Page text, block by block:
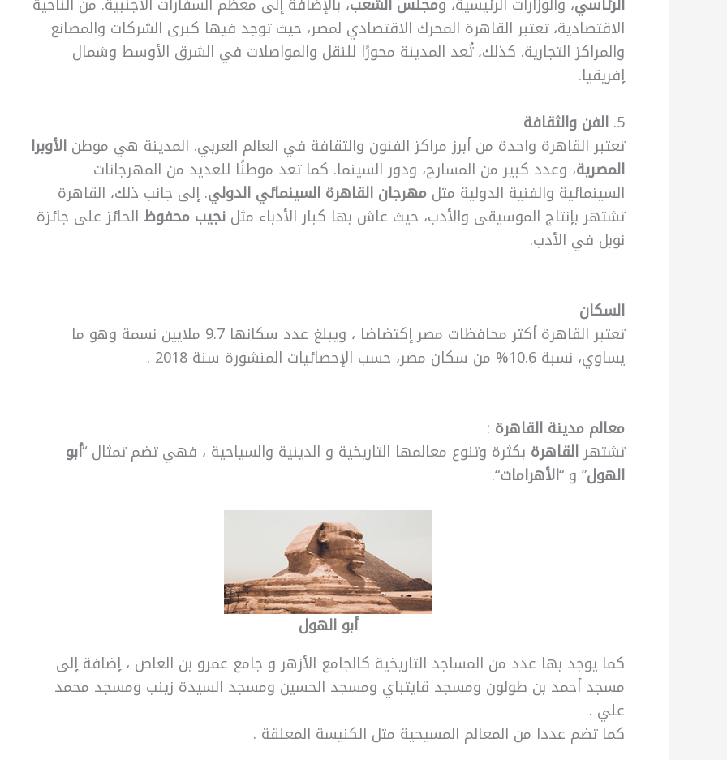
الاقتصادية، تعتبر القاهرة المحرك الاقتصادي لمصر، حيث توجد فيها كبرى الشركات والمصانع
والمراكز التجارية. كذلك، تُعد المدينة محورًا للنقل والمواصلات في الشرق الأوسط وشمال
إفريقيا.
5. الفن والثقافة
تعتبر القاهرة واحدة من أبرز مراكز الفنون والثقافة في العالم العربي. المدينة هي موطن الأوبرا
المصرية، وعدد كبير من المسارح، ودور السينما. كما تعد موطنًا للعديد من المهرجانات
السينمائية والفنية الدولية مثل مهرجان القاهرة السينمائي الدولي. إلى جانب ذلك، القاهرة
تشتهر بإنتاج الموسيقى والأدب، حيث عاش بها كبار الأدباء مثل نجيب محفوظ الحائز على جائزة
نوبل في الأدب.
السكان
تعتبر القاهرة أكثر محافظات مصر إكتضاضا ، ويبلغ عدد سكانها 9.7 ملايين نسمة وهو ما
يساوي، نسبة 10.6% من سكان مصر، حسب الإحصائيات المنشورة سنة 2018 .
معالم مدينة القاهرة :
تشتهرالقاهرة بكثرة وتنوع معالمها التاريخية و الدينية والسياحية ، فهي تضم تمثال “أبو
الهول” و “الأهرامات“.
أبو الهول
كما يوجد بها عدد من المساجد التاريخية كالجامع الأزهر و جامع عمرو بن العاص ، إضافة إلى
مسجد أحمد بن طولون ومسجد قايتباي ومسجد الحسين ومسجد السيدة زينب ومسجد محمد
علي .
كما تضم عددا من المعالم المسيحية مثل الكنيسة المعلقة .